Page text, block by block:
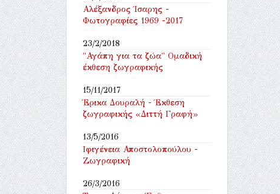
Αλέξανδρος Ίσαρης -
Φωτογραφίες 1969 -2017
23/2/2018
"Αγάπη για τα ζώα" Ομαδική
έκθεση ζωγραφικής
15/11/2017
Έρικα Δουραλή - Έκθεση
ζωγραφικής «Διττή Γραφή»
13/5/2016
Ιφιγένεια Αποστολοπούλου -
Ζωγραφική
26/3/2016